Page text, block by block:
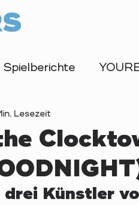
Spielberichte
Lesezeit
Künstler